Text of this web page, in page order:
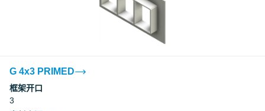
G 4x3 PRIMED
框架开口
3